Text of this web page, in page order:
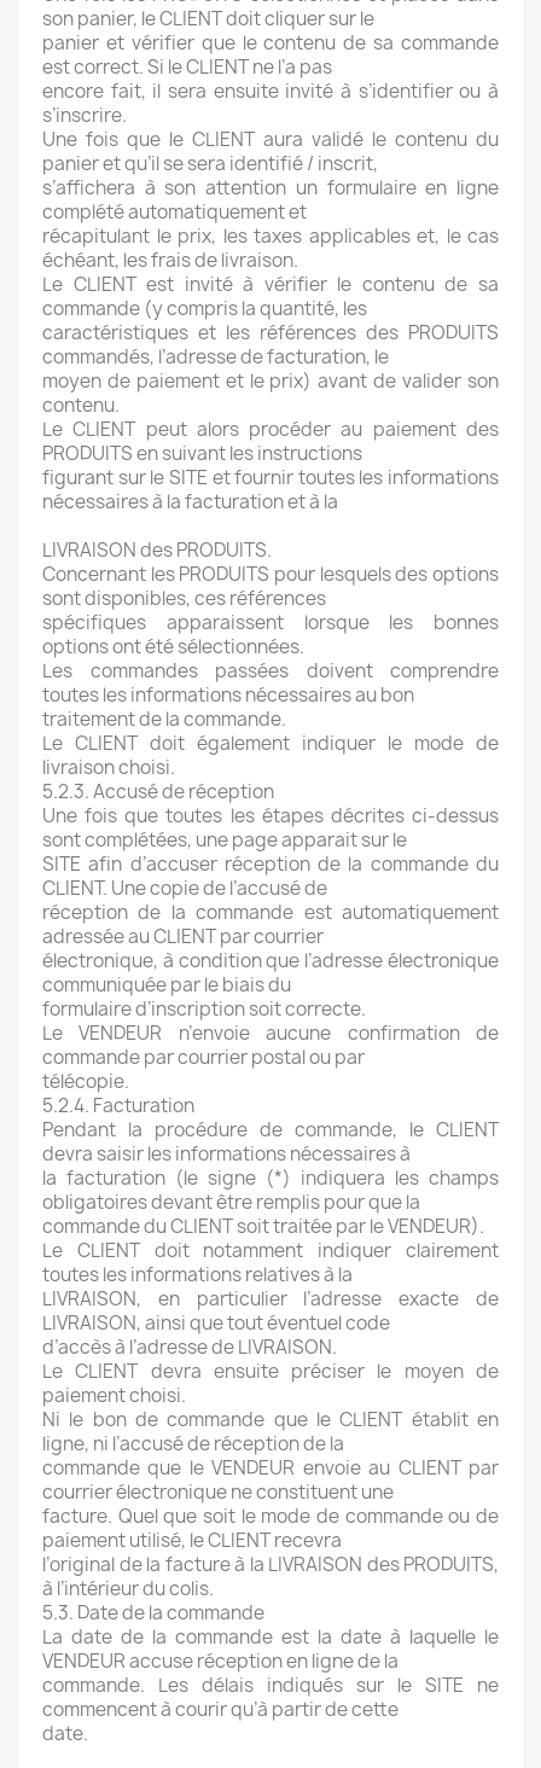
son panier, le CLIENT doit cliquer sur le
panier et vérifier que le contenu de sa commande
est correct. Si le CLIENT ne l’a pas
encore fait, il sera ensuite invité à s’identifier ou à
s’inscrire.
Une fois que le CLIENT aura validé le contenu du
panier et qu’il se sera identifié / inscrit,
s’affichera à son attention un formulaire en ligne
complété automatiquement et
récapitulant le prix, les taxes applicables et, le cas
échéant, les frais de livraison.
Le CLIENT est invité à vérifier le contenu de sa
commande (y compris la quantité, les
caractéristiques et les références des PRODUITS
commandés, l’adresse de facturation, le
moyen de paiement et le prix) avant de valider son
contenu.
Le CLIENT peut alors procéder au paiement des
PRODUITS en suivant les instructions
figurant sur le SITE et fournir toutes les informations
nécessaires à la facturation et à la
LIVRAISON des PRODUITS.
Concernant les PRODUITS pour lesquels des options
sont disponibles, ces références
spécifiques apparaissent lorsque les bonnes
options ont été sélectionnées.
Les commandes passées doivent comprendre
toutes les informations nécessaires au bon
traitement de la commande.
Le CLIENT doit également indiquer le mode de
livraison choisi.
5.2.3. Accusé de réception
Une fois que toutes les étapes décrites ci-dessus
sont complétées, une page apparait sur le
SITE afin d’accuser réception de la commande du
CLIENT. Une copie de l’accusé de
réception de la commande est automatiquement
adressée au CLIENT par courrier
électronique, à condition que l’adresse électronique
communiquée par le biais du
formulaire d’inscription soit correcte.
Le VENDEUR n’envoie aucune confirmation de
commande par courrier postal ou par
télécopie.
5.2.4. Facturation
Pendant la procédure de commande, le CLIENT
devra saisir les informations nécessaires à
la facturation (le signe (*) indiquera les champs
obligatoires devant être remplis pour que la
commande du CLIENT soit traitée par le VENDEUR).
Le CLIENT doit notamment indiquer clairement
toutes les informations relatives à la
LIVRAISON, en particulier l’adresse exacte de
LIVRAISON, ainsi que tout éventuel code
d’accès à l’adresse de LIVRAISON.
Le CLIENT devra ensuite préciser le moyen de
paiement choisi.
Ni le bon de commande que le CLIENT établit en
ligne, ni l’accusé de réception de la
commande que le VENDEUR envoie au CLIENT par
courrier électronique ne constituent une
facture. Quel que soit le mode de commande ou de
paiement utilisé, le CLIENT recevra
l’original de la facture à la LIVRAISON des PRODUITS,
à l’intérieur du colis.
5.3. Date de la commande
La date de la commande est la date à laquelle le
VENDEUR accuse réception en ligne de la
commande. Les délais indiqués sur le SITE ne
commencent à courir qu’à partir de cette
date.